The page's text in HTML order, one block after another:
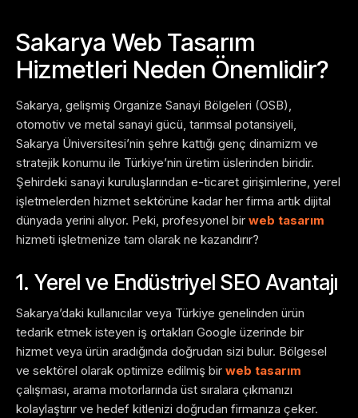
Sakarya Web Tasarım
Hizmetleri Neden Önemlidir?
Sakarya, gelişmiş Organize Sanayi Bölgeleri (OSB),
otomotiv ve metal sanayi gücü, tarımsal potansiyeli,
Sakarya Üniversitesi’nin şehre kattığı genç dinamizm ve
stratejik konumu ile Türkiye’nin üretim üslerinden biridir.
Şehirdeki sanayi kuruluşlarından e-ticaret girişimlerine, yerel
işletmelerden hizmet sektörüne kadar her firma artık dijital
dünyada yerini alıyor. Peki, profesyonel bir web tasarım
hizmeti işletmenize tam olarak ne kazandırır?
1. Yerel ve Endüstriyel SEO Avantajı
Sakarya’daki kullanıcılar veya Türkiye genelinden ürün
tedarik etmek isteyen iş ortakları Google üzerinde bir
hizmet veya ürün aradığında doğrudan sizi bulur. Bölgesel
ve sektörel olarak optimize edilmiş bir web tasarım
çalışması, arama motorlarında üst sıralara çıkmanızı
kolaylaştırır ve hedef kitlenizi doğrudan firmanıza çeker.